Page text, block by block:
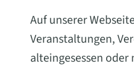
Auf unserer
Veranstaltungen,
alteingesessen